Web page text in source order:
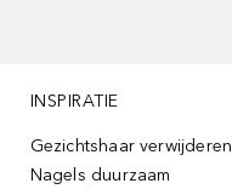
INSPIRATIE
Gezichtshaar verwijderen
Nagels duurzaam